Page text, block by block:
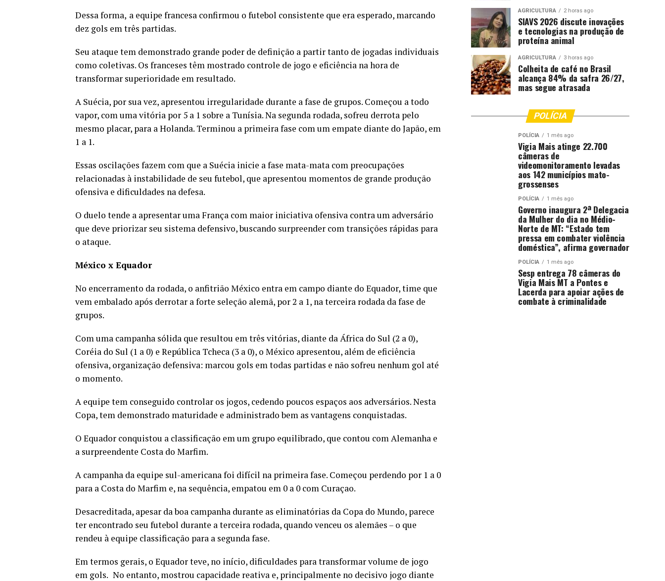
Dessa forma, a equipe francesa confirmou o futebol consistente que era esperado, marcando
dez gols em três partidas.
Seu ataque tem demonstrado grande poder de definição a partir tanto de jogadas individuais
como coletivas. Os franceses têm mostrado controle de jogo e eficiência na hora de
transformar superioridade em resultado.
A Suécia, por sua vez, apresentou irregularidade durante a fase de grupos. Começou a todo
vapor, com uma vitória por 5 a 1 sobre a Tunísia. Na segunda rodada, sofreu derrota pelo
mesmo placar, para a Holanda. Terminou a primeira fase com um empate diante do Japão, em
1 a 1.
Essas oscilações fazem com que a Suécia inicie a fase mata-mata com preocupações
relacionadas à instabilidade de seu futebol, que apresentou momentos de grande produção
ofensiva e dificuldades na defesa.
O duelo tende a apresentar uma França com maior iniciativa ofensiva contra um adversário
que deve priorizar seu sistema defensivo, buscando surpreender com transições rápidas para
o ataque.
México x Equador
No encerramento da rodada, o anfitrião México entra em campo diante do Equador, time que
vem embalado após derrotar a forte seleção alemã, por 2 a 1, na terceira rodada da fase de
grupos.
Com uma campanha sólida que resultou em três vitórias, diante da África do Sul (2 a 0),
Coréia do Sul (1 a 0) e República Tcheca (3 a 0), o México apresentou, além de eficiência
ofensiva, organização defensiva: marcou gols em todas partidas e não sofreu nenhum gol até
o momento.
A equipe tem conseguido controlar os jogos, cedendo poucos espaços aos adversários. Nesta
Copa, tem demonstrado maturidade e administrado bem as vantagens conquistadas.
O Equador conquistou a classificação em um grupo equilibrado, que contou com Alemanha e
a surpreendente Costa do Marfim.
A campanha da equipe sul-americana foi difícil na primeira fase. Começou perdendo por 1 a 0
para a Costa do Marfim e, na sequência, empatou em 0 a 0 com Curaçao.
Desacreditada, apesar da boa campanha durante as eliminatórias da Copa do Mundo, parece
ter encontrado seu futebol durante a terceira rodada, quando venceu os alemães – o que
rendeu à equipe classificação para a segunda fase.
Em termos gerais, o Equador teve, no início, dificuldades para transformar volume de jogo
em gols. No entanto, mostrou capacidade reativa e, principalmente no decisivo jogo diante
AGRICULTURA 2 horas ago
SIAVS 2026 discute inovações
e tecnologias na produção de
proteína animal
AGRICULTURA 3 horas ago
Colheita de café no Brasil
alcança 84% da safra 26/27,
mas segue atrasada
POLÍCIA
POLÍCIA 1 mês ago
Vigia Mais atinge 22.700
câmeras de
videomonitoramento levadas
aos 142 municípios mato-
grossenses
POLÍCIA 1 mês ago
Governo inaugura 2ª Delegacia
da Mulher do dia no Médio-
Norte de MT: “Estado tem
pressa em combater violência
doméstica”, afirma governador
POLÍCIA 1 mês ago
Sesp entrega 78 câmeras do
Vigia Mais MT a Pontes e
Lacerda para apoiar ações de
combate à criminalidade